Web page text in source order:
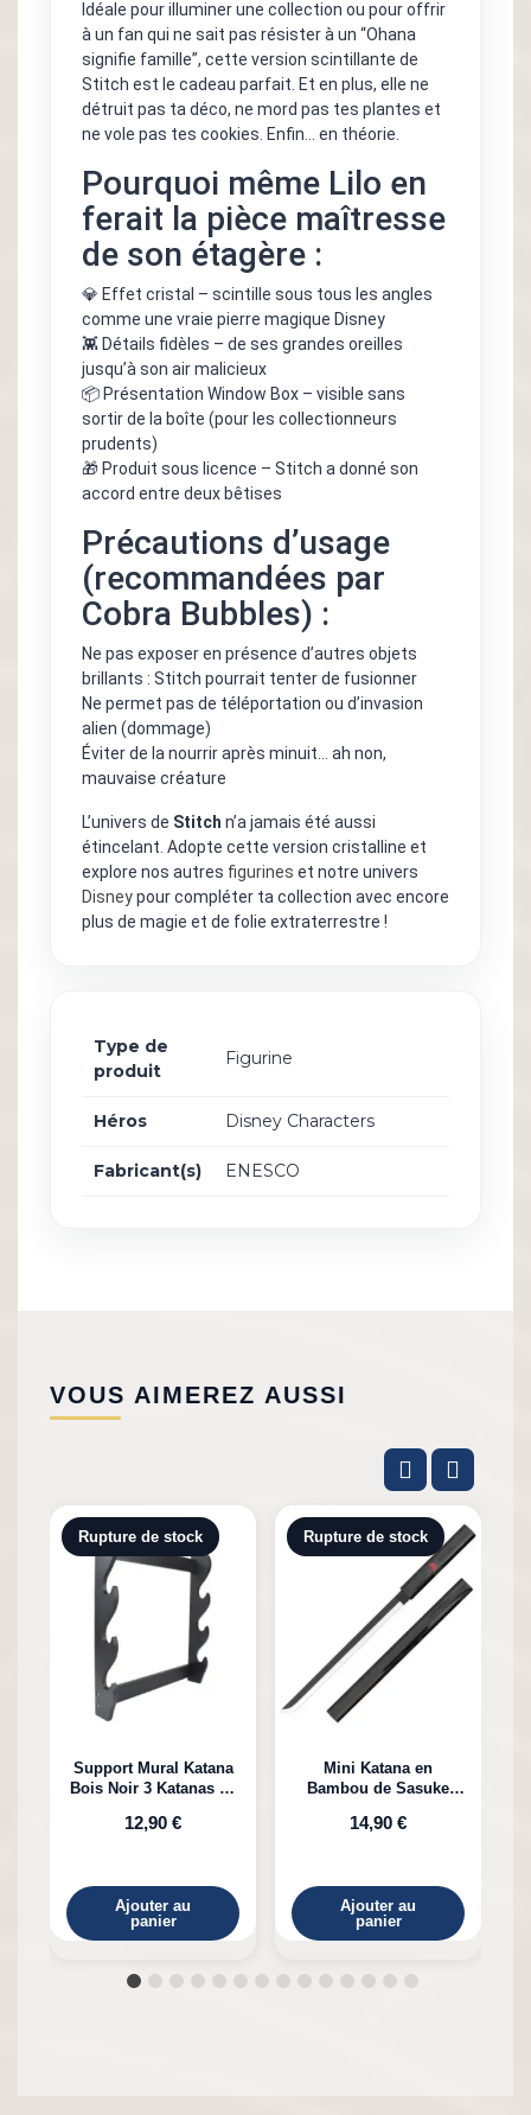
Idéale pour illuminer une collection ou pour offrir
à un fan qui ne sait pas résister à un “Ohana
signifie famille”, cette version scintillante de
Stitch est le cadeau parfait. Et en plus, elle ne
détruit pas ta déco, ne mord pas tes plantes et
ne vole pas tes cookies. Enfin… en théorie.
Pourquoi même Lilo en
ferait la pièce maîtresse
de son étagère :
💎 Effet cristal – scintille sous tous les angles
comme une vraie pierre magique Disney
👾 Détails fidèles – de ses grandes oreilles
jusqu’à son air malicieux
📦 Présentation Window Box – visible sans
sortir de la boîte (pour les collectionneurs
prudents)
🎁 Produit sous licence – Stitch a donné son
accord entre deux bêtises
Précautions d’usage
(recommandées par
Cobra Bubbles) :
Ne pas exposer en présence d’autres objets
brillants : Stitch pourrait tenter de fusionner
Ne permet pas de téléportation ou d’invasion
alien (dommage)
Éviter de la nourrir après minuit... ah non,
mauvaise créature
L’univers de Stitch n’a jamais été aussi
étincelant. Adopte cette version cristalline et
explore nos autres figurines et notre univers
Disneypour compléter ta collection avec encore
plus de magie et de folie extraterrestre !
Type de
produit
Figurine
Héros Disney Characters
Fabricant(s) ENESCO
VOUS AIMEREZ AUSSI
Rupture de stock
Support Mural Katana
Bois Noir 3 Katanas en
12,90 €
Ajouter au
panier
Rupture de stock
Mini Katana en
Bambou de Sasuke
14,90 €
Ajouter au
panier